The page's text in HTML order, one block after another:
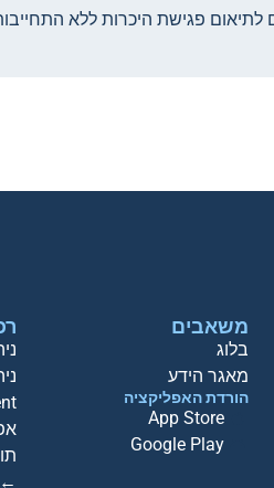
לתיאום פגישת היכרות ללא
←
משאבים
בלוג
מאגר הידע
הורדת האפליקציה
App Store
Google Play